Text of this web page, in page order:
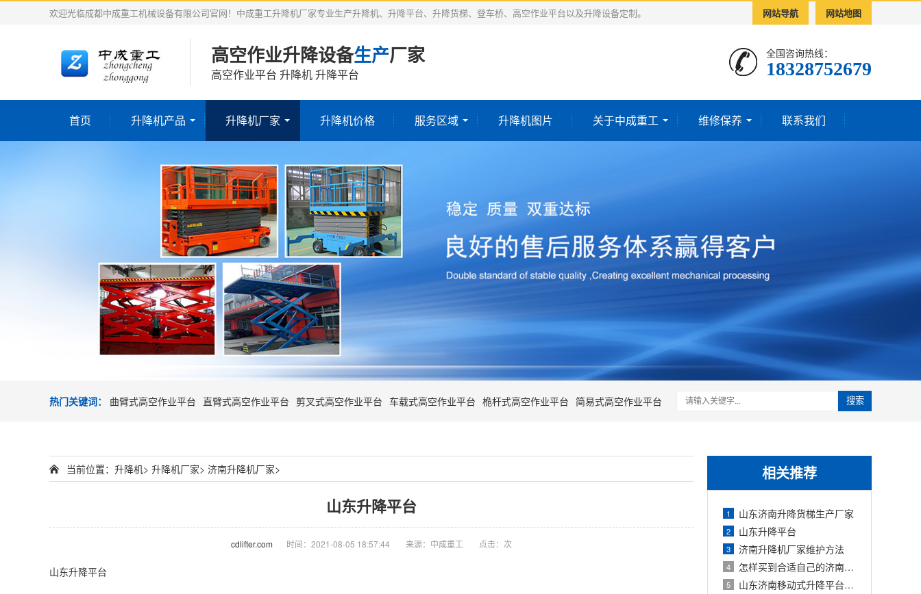
网站导航 网站地图
欢迎光临成都中成重工机械设备有限公司官网！中成重工升降机厂家专业生产升降机、升降平台、升降货梯、登车桥、高空作业平台以及升降设备定制。
高空作业升降设备生产厂家
高空作业平台 升降机 升降平台
全国咨询热线：
18328752679‬
首页 升降机产品 升降机厂家 升降机价格 服务区域 升降机图片 关于中成重工 维修保养 联系我们
热门关键词： 曲臂式高空作业平台 直臂式高空作业平台 剪叉式高空作业平台 车载式高空作业平台 桅杆式高空作业平台 简易式高空作业平台 搜索
相关推荐
1 山东济南升降货梯生产厂家
2 山东升降平台
3 济南升降机厂家维护方法
4 怎样买到合适自己的济南升降平台
5 山东济南移动式升降平台厂家
当前位置： 升降机> 升降机厂家> 济南升降机厂家>
山东升降平台
cdlifter.com 时间：2021-08-05 18:57:44 来源：中成重工 点击： 次
山东升降平台